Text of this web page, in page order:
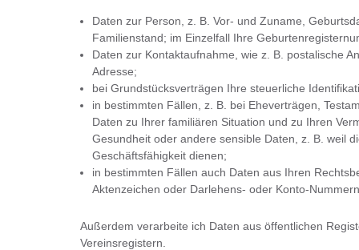
Daten zur Person, z. B. Vor- und Zuname,
Familienstand; im Einzelfall Ihre
Daten zur Kontaktaufnahme, wie z. B. postalische
Adresse;
bei Grundstücksverträgen Ihre steuerliche
in bestimmten Fällen, z. B. bei Eheverträgen,
Daten zu Ihrer familiären Situation und zu Ihren
Gesundheit oder andere sensible Daten, z. B. weil
Geschäftsfähigkeit dienen;
in bestimmten Fällen auch Daten aus Ihren
Aktenzeichen oder Darlehens- oder Konto-
Außerdem verarbeite ich Daten aus öffentlichen
Vereinsregistern.